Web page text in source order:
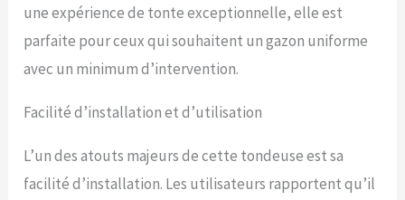
pour vous et pour vos
de batterie lithium-ions
pour une longue durée de
1 Gardena SILENO life, 1
câble périphérique de 200
connecteurs, 5 raccords
de câble
une expérience de tonte exceptionnelle, elle est
parfaite pour ceux qui souhaitent un gazon uniforme
avec un minimum d’intervention.
Facilité d’installation et d’utilisation
L’un des atouts majeurs de cette tondeuse est sa
facilité d’installation. Les utilisateurs rapportent qu’il